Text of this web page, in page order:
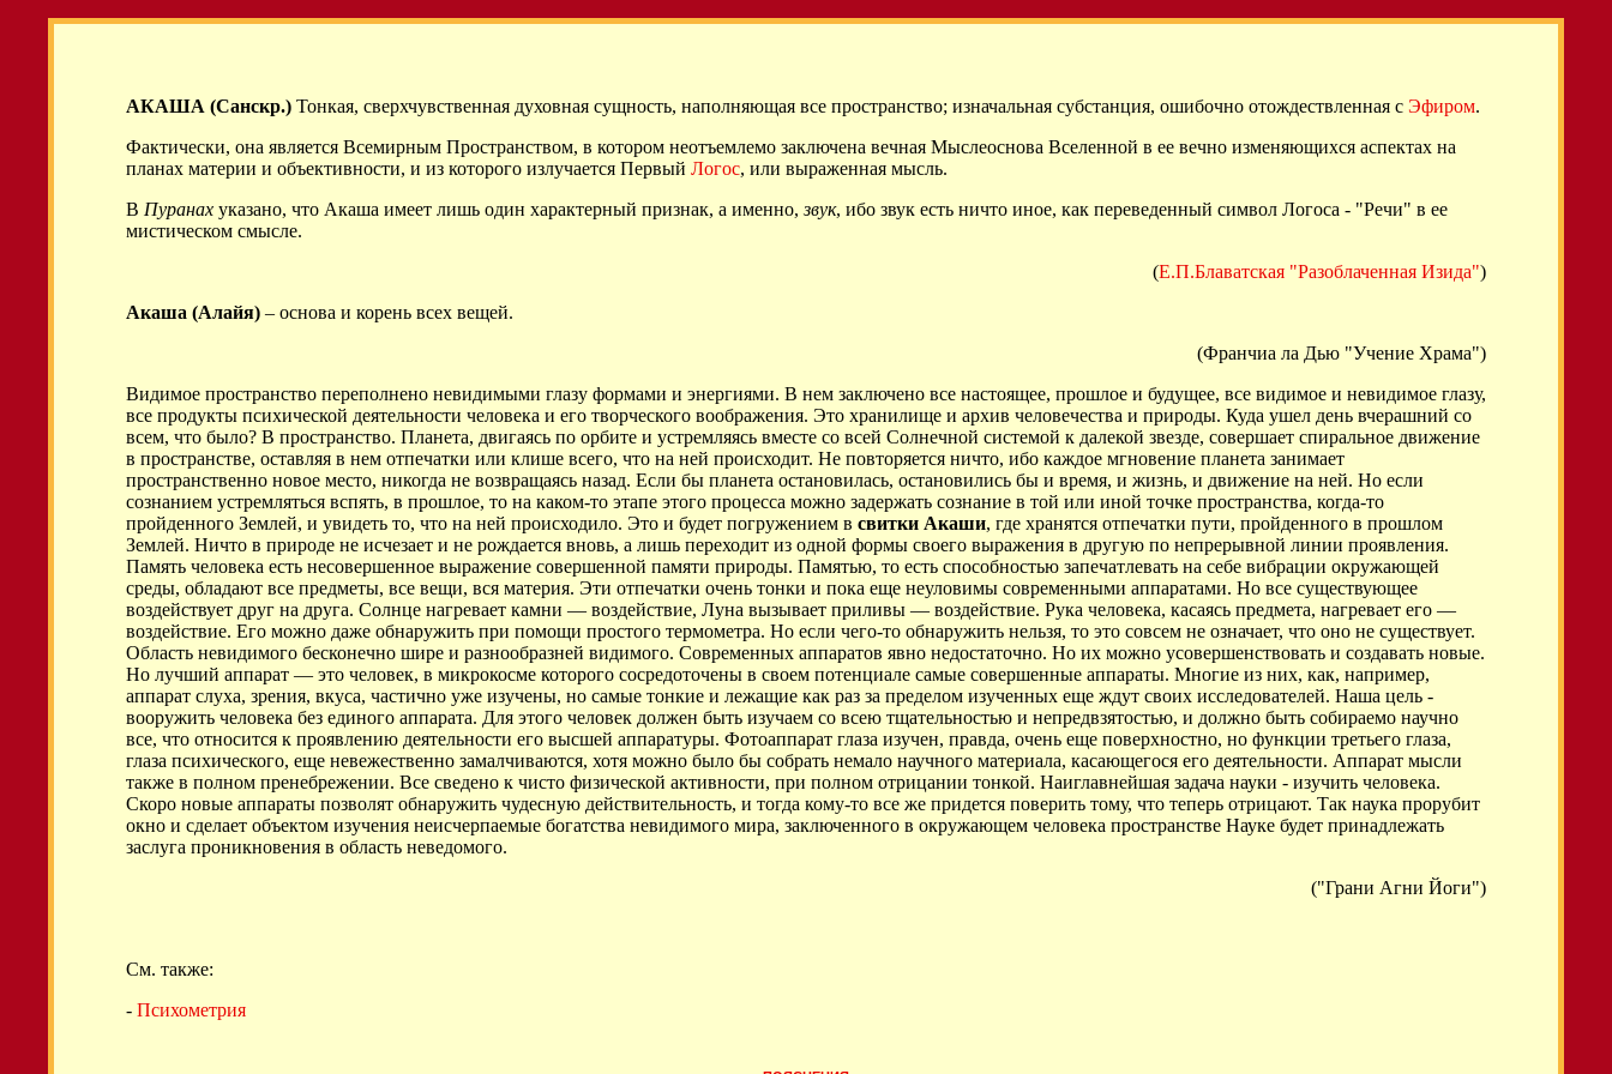
АКАША (Санскр.) Тонкая, сверхчувственная духовная сущность, наполняющая все пространство; изначальная субстанция, ошибочно отождествленная с Эфиром.
Фактически, она является Всемирным Пространством, в котором неотъемлемо заключена вечная Мыслеоснова Вселенной в ее вечно изменяющихся аспектах на
планах материи и объективности, и из которого излучается Первый Логос, или выраженная мысль.
В Пуранах указано, что Акаша имеет лишь один характерный признак, а именно,звук, ибо звук есть ничто иное, как переведенный символ Логоса - "Речи" в ее
мистическом смысле.
(Е.П.Блаватская "Разоблаченная Изида")
Акаша (Алайя) – основа и корень всех вещей.
(Франчиа ла Дью "Учение Храма")
Видимое пространство переполнено невидимыми глазу формами и энергиями. В нем заключено все настоящее, прошлое и будущее, все видимое и невидимое глазу,
все продукты психической деятельности человека и его творческого воображения. Это хранилище и архив человечества и природы. Куда ушел день вчерашний со
всем, что было? В пространство. Планета, двигаясь по орбите и устремляясь вместе со всей Солнечной системой к далекой звезде, совершает спиральное движение
в пространстве, оставляя в нем отпечатки или клише всего, что на ней происходит. Не повторяется ничто, ибо каждое мгновение планета занимает
пространственно новое место, никогда не возвращаясь назад. Если бы планета остановилась, остановились бы и время, и жизнь, и движение на ней. Но если
сознанием устремляться вспять, в прошлое, то на каком-то этапе этого процесса можно задержать сознание в той или иной точке пространства, когда-то
пройденного Землей, и увидеть то, что на ней происходило. Это и будет погружением в свитки Акаши, где хранятся отпечатки пути, пройденного в прошлом
Землей. Ничто в природе не исчезает и не рождается вновь, а лишь переходит из одной формы своего выражения в другую по непрерывной линии проявления.
Память человека есть несовершенное выражение совершенной памяти природы. Памятью, то есть способностью запечатлевать на себе вибрации окружающей
среды, обладают все предметы, все вещи, вся материя. Эти отпечатки очень тонки и пока еще неуловимы современными аппаратами. Но все существующее
воздействует друг на друга. Солнце нагревает камни — воздействие, Луна вызывает приливы — воздействие. Рука человека, касаясь предмета, нагревает его —
воздействие. Его можно даже обнаружить при помощи простого термометра. Но если чего-то обнаружить нельзя, то это совсем не означает, что оно не существует.
Область невидимого бесконечно шире и разнообразней видимого. Современных аппаратов явно недостаточно. Но их можно усовершенствовать и создавать новые.
Но лучший аппарат — это человек, в микрокосме которого сосредоточены в своем потенциале самые совершенные аппараты. Многие из них, как, например,
аппарат слуха, зрения, вкуса, частично уже изучены, но самые тонкие и лежащие как раз за пределом изученных еще ждут своих исследователей. Наша цель -
вооружить человека без единого аппарата. Для этого человек должен быть изучаем со всею тщательностью и непредвзятостью, и должно быть собираемо научно
все, что относится к проявлению деятельности его высшей аппаратуры. Фотоаппарат глаза изучен, правда, очень еще поверхностно, но функции третьего глаза,
глаза психического, еще невежественно замалчиваются, хотя можно было бы собрать немало научного материала, касающегося его деятельности. Аппарат мысли
также в полном пренебрежении. Все сведено к чисто физической активности, при полном отрицании тонкой. Наиглавнейшая задача науки - изучить человека.
Скоро новые аппараты позволят обнаружить чудесную действительность, и тогда кому-то все же придется поверить тому, что теперь отрицают. Так наука прорубит
окно и сделает объектом изучения неисчерпаемые богатства невидимого мира, заключенного в окружающем человека пространстве Науке будет принадлежать
заслуга проникновения в область неведомого.
("Грани Агни Йоги")
См. также:
- Психометрия